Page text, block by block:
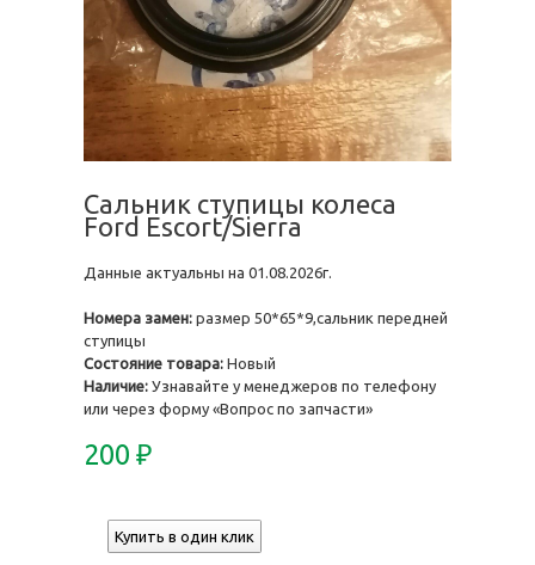
Сальник ступицы колеса
Ford Escort/Sierra
Данные актуальны на 01.08.2026г.
Номера замен: размер 50*65*9,сальник передней
ступицы
Состояние товара: Новый
Наличие: Узнавайте у менеджеров по телефону
или через форму «Вопрос по запчасти»
200 ₽
Купить в один клик